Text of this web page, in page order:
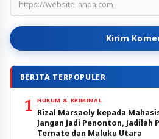
Kirim
BERITA TERPOPULER
1 HUKUM & KRIMINAL
Rizal Marsaoly kepada
Jangan Jadi Penonton, Jadilah
Ternate dan Maluku Utara